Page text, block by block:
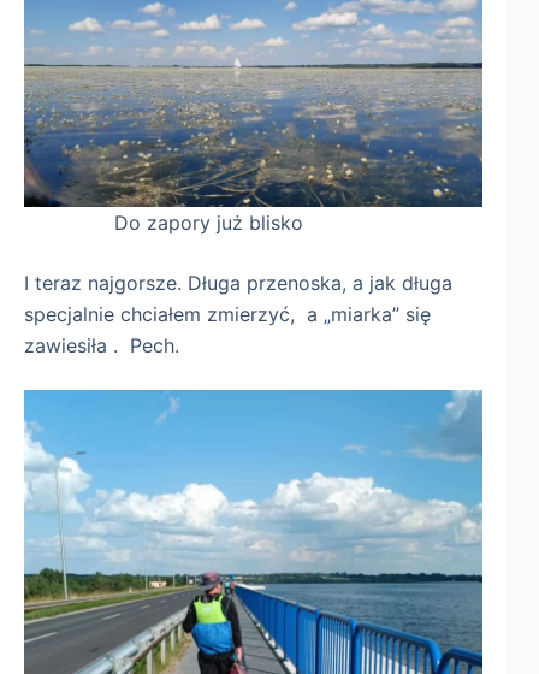
Do zapory już blisko
I teraz najgorsze. Długa przenoska, a jak długa
specjalnie chciałem zmierzyć, a „miarka” się
zawiesiła . Pech.